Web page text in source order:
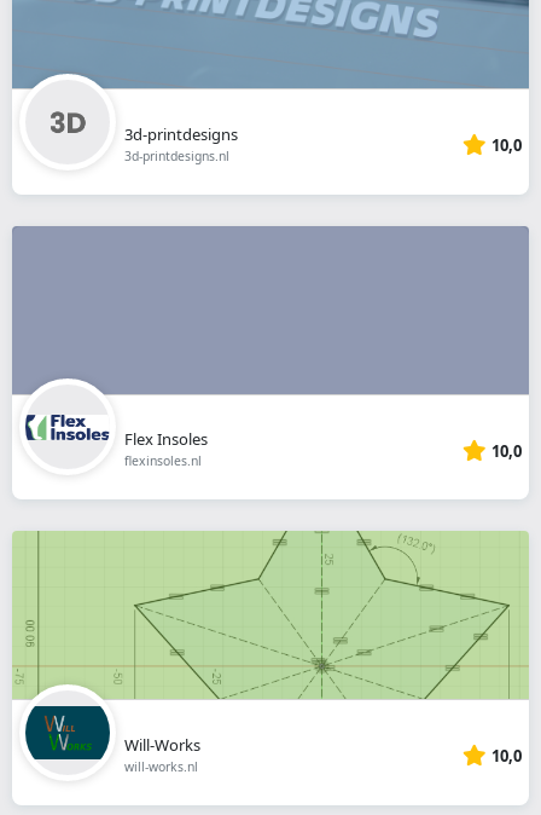
3d-printdesigns
3d-printdesigns.nl 10,0
Flex Insoles
flexinsoles.nl 10,0
Will-Works
will-works.nl 10,0